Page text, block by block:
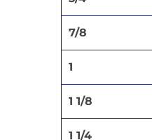
7/8
1
1 1/8
1 1/4